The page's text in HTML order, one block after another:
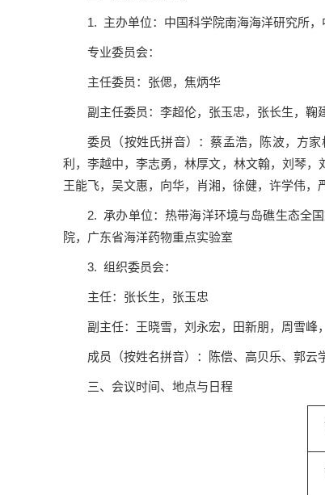
1. 主办单位：中国科学院南海海洋研究所
专业委员会：
主任委员：张偲，焦炳华
副主任委员：李超伦，张玉忠，张长生，鞠
委员（按姓氏拼音）：蔡孟浩，陈波，方
利，李越中，李志勇，林厚文，林文翰，刘琴，
王能飞，吴文惠，向华，肖湘，徐健，许学伟
2. 承办单位：热带海洋环境与岛礁生态全
院，广东省海洋药物重点实验室
3. 组织委员会：
主任：张长生，张玉忠
副主任：王晓雪，刘永宏，田新朋，周雪峰
成员（按姓名拼音）：陈偿、高贝乐、郭
三、会议时间、地点与日程